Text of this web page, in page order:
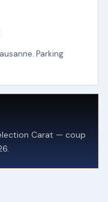
Parking
Carat — coup